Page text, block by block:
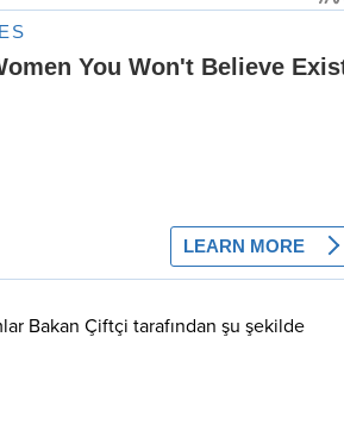
Bakan Çiftçi tarafından şu şekilde